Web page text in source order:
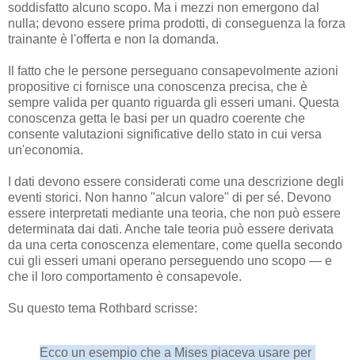
soddisfatto alcuno scopo. Ma i mezzi non emergono dal
nulla; devono essere prima prodotti, di conseguenza la forza
trainante è l'offerta e non la domanda.
Il fatto che le persone perseguano consapevolmente azioni
propositive ci fornisce una conoscenza precisa, che è
sempre valida per quanto riguarda gli esseri umani. Questa
conoscenza getta le basi per un quadro coerente che
consente valutazioni significative dello stato in cui versa
un'economia.
I dati devono essere considerati come una descrizione degli
eventi storici. Non hanno "alcun valore" di per sé. Devono
essere interpretati mediante una teoria, che non può essere
determinata dai dati. Anche tale teoria può essere derivata
da una certa conoscenza elementare, come quella secondo
cui gli esseri umani operano perseguendo uno scopo — e
che il loro comportamento è consapevole.
Su questo tema Rothbard scrisse:
Ecco un esempio che a Mises piaceva usare per